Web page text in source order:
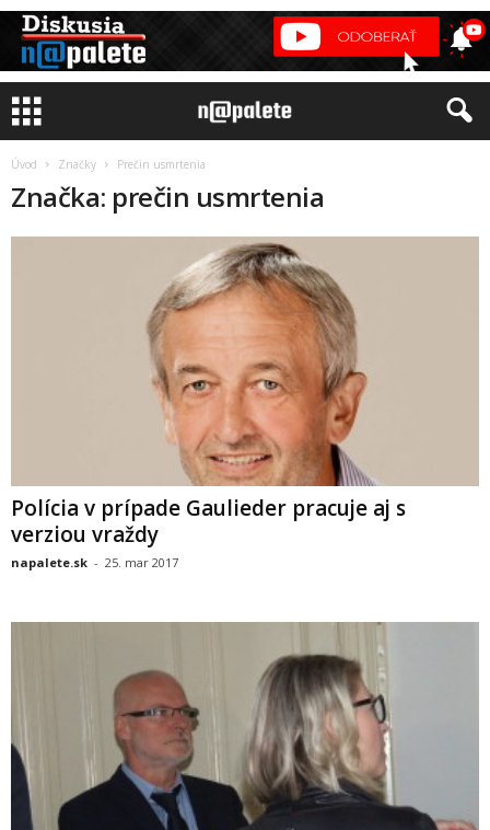
Úvod Značky Prečin usmrtenia
Značka: prečin usmrtenia
Polícia v prípade Gaulieder pracuje aj s
verziou vraždy
napalete.sk - 25. mar 2017